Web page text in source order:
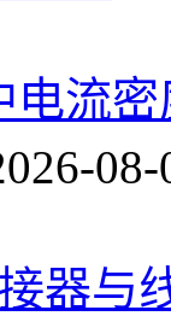
电流
器与